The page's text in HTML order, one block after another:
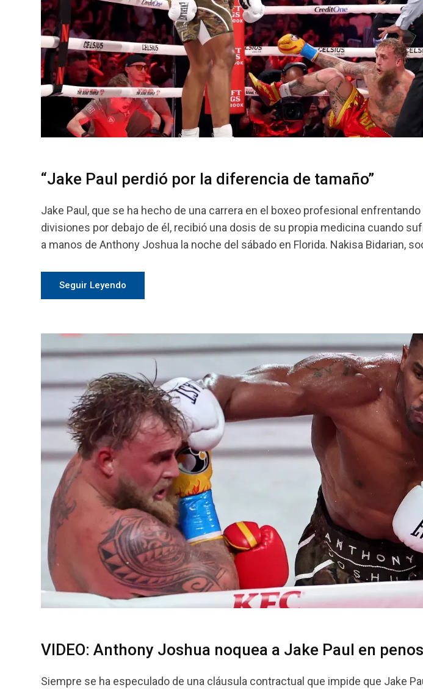
“Jake Paul perdió por la diferencia de tamaño”
Jake Paul, que se ha hecho de una carrera en el boxeo profesional
divisiones por debajo de él, recibió una dosis de su propia medicina cuando
a manos de Anthony Joshua la noche del sábado en Florida. Nakisa Bidarian,
Seguir Leyendo
VIDEO: Anthony Joshua noquea a Jake Paul en
Siempre se ha especulado de una cláusula contractual que impide que Jake